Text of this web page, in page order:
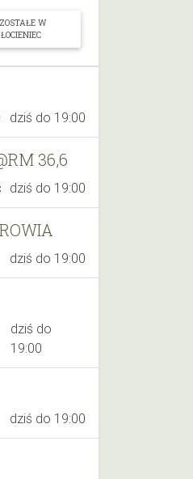
W
dziś do 19:00
36,6
dziś do 19:00
dziś do 19:00
dziś do
19:00
dziś do 19:00